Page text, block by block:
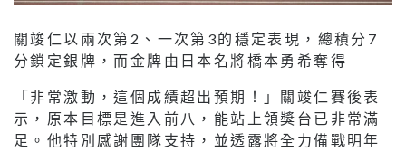
關竣仁以兩次第2、一次第3的穩定表現，總積分7
分鎖定銀牌，而金牌由日本名將橋本勇希奪得
「非常激動，這個成績超出預期！」關竣仁賽後表
示，原本目標是進入前八，能站上領獎台已非常滿
足。他特別感謝團隊支持，並透露將全力備戰明年